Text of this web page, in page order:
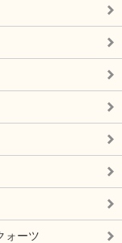
ォーツ